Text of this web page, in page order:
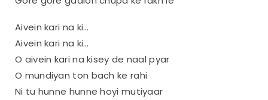
Aivein kari na ki…
Aivein kari na ki…
O aivein kari na kisey de naal pyar
O mundiyan ton bach ke rahi
Ni tu hunne hunne hoyi mutiyaar